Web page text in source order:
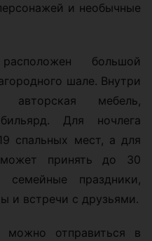
и необычные
большой
шале. Внутри
мебель,
Для ночлега
спальных мест, а для
принять до 30
семейные праздники,
и встречи с друзьями.
можно отправиться в